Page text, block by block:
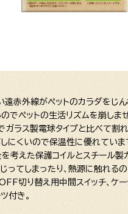
遠赤外線がペットのカラダをじん
でペットの生活リズムを崩しませ
ガラス製電球タイプと比べて割れ
にくいので保温性に優れていま
を考えた保護コイルとスチール製
ってしまったり、熱源に触れるの
切り替え用中間スイッチ、ケー
付き。